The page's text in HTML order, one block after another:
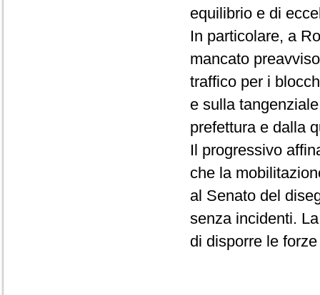
equilibrio e di
In particolare, a
mancato
traffico per i
e sulla
prefettura e dalla
Il progressivo
che la
al Senato del
senza incidenti.
di disporre le